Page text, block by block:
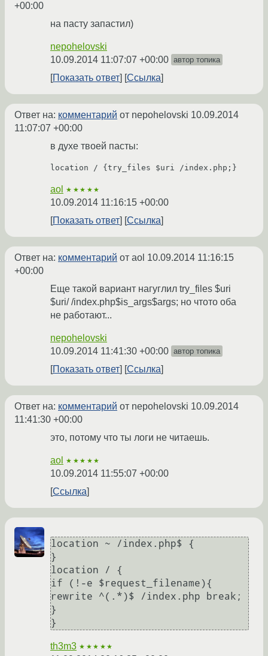
+00:00
на пасту запастил)
nepohelovski
10.09.2014 11:07:07 +00:00 автор топика
Показать ответ Ссылка
Ответ на: комментарий от nepohelovski 10.09.2014
11:07:07 +00:00
в духе твоей пасты:
location / {try_files $uri /index.php;}
aol ★★★★★
10.09.2014 11:16:15 +00:00
Показать ответ
Ссылка
Ответ на: комментарий от aol 10.09.2014 11:16:15
+00:00
Еще такой вариант нагуглил try_files $uri
$uri/ /index.php$is_args$args; но чтото оба
не работают...
nepohelovski
10.09.2014 11:41:30 +00:00 автор топика
Показать ответ Ссылка
Ответ на: комментарий от nepohelovski 10.09.2014
11:41:30 +00:00
это, потому что ты логи не читаешь.
aol ★★★★★
10.09.2014 11:55:07 +00:00
Ссылка
location ~ /index.php$ {
}
location / {
if (!-e $request_filename){
rewrite ^(.*)$ /index.php break;
}
}
th3m3 ★★★★★